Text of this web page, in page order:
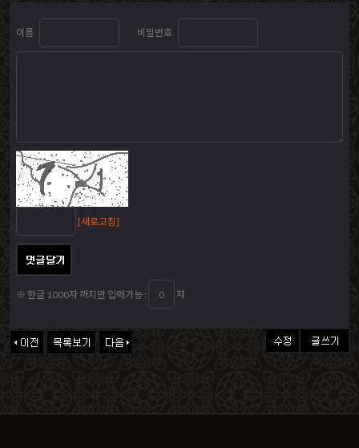
이름 비밀번호
[새로고침]
※ 한글 1000자 까지만 입력가능 : 자